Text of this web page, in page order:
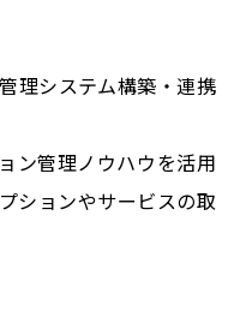
理システム構築・連携
ン管理ノウハウを活用
ションやサービスの取